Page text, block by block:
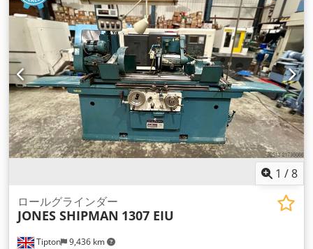
1 /8
Tipton 9,436 km
ロールグラインダー
JONES SHIPMAN 1307 EIU